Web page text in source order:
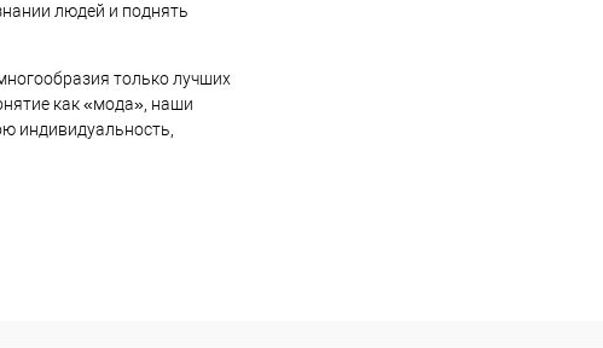
людей и поднять
только лучших
как «мода», наши
индивидуальность,